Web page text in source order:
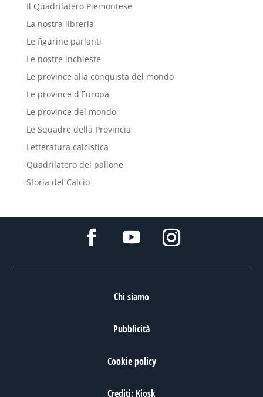
Il Quadrilatero Piemontese
La nostra libreria
Le figurine parlanti
Le nostre inchieste
Le province alla conquista del mondo
Le province d'Europa
Le province del mondo
Le Squadre della Provincia
Letteratura calcistica
Quadrilatero del pallone
Storia del Calcio
Chi siamo
Pubblicità
Cookie policy
Crediti: Kiosk